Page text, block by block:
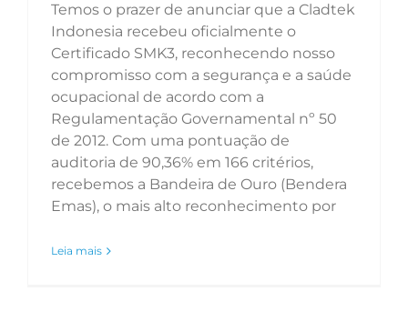
Temos o prazer de anunciar que a Cladtek
Indonesia recebeu oficialmente o
Certificado SMK3, reconhecendo nosso
compromisso com a segurança e a saúde
ocupacional de acordo com a
Regulamentação Governamental nº 50
de 2012. Com uma pontuação de
auditoria de 90,36% em 166 critérios,
recebemos a Bandeira de Ouro (Bendera
Emas), o mais alto reconhecimento por
Leia mais